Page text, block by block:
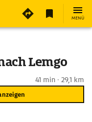
MENÜ
Lemgo
41 min · 29,1 km